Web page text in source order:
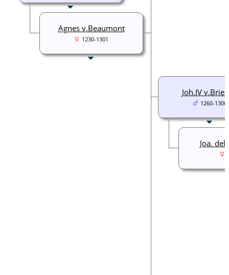
Joh.IV
1260-1306
Joa.
Agnes v.Beaumont
1230-1301